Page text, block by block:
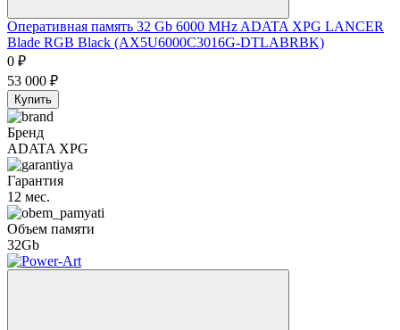
Оперативная память 32 Gb 6000 MHz ADATA XPG LANCER
Blade RGB Black (AX5U6000C3016G-DTLABRBK)
0 ₽
53 000 ₽
Купить
Бренд
ADATA XPG
Гарантия
12 мес.
Объем памяти
32Gb